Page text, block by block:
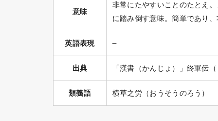
意味
非常にたやすいことのたとえ
に踏み倒す意味。簡単であり
英語表現 –
出典 「漢書（かんじょ）」終軍伝
類義語 横草之労（おうそうのろう）